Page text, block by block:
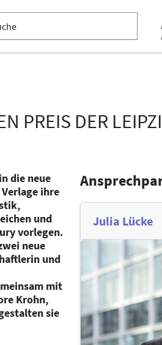
PREIS DER
die neue
ihre
und
vorlegen.
neue
und
mit
Krohn,
sie
Julia Lücke